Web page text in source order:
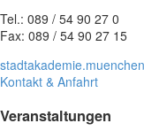
Tel.: 089 / 54 90 27 0
Fax: 089 / 54 90 27 15
Kontakt & Anfahrt
Veranstaltungen